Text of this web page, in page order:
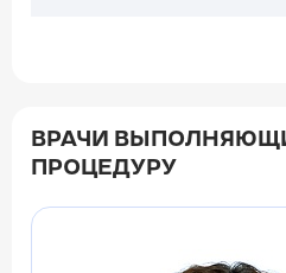
ВРАЧИ
ПРОЦЕДУРУ